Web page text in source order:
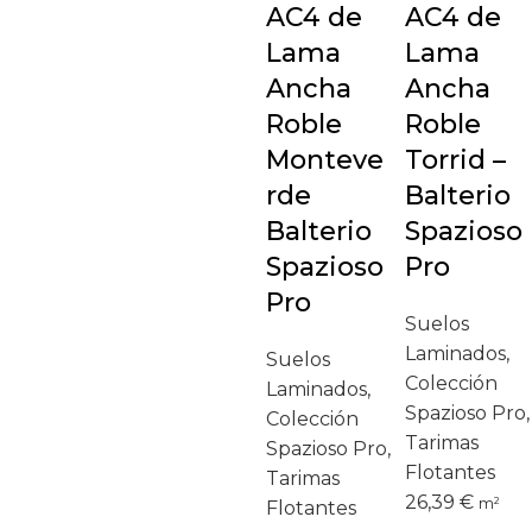
AC4 de
Lama
Ancha
Roble
Monteve
rde
Balterio
Spazioso
Pro
Suelos
Laminados,
Colección
Spazioso Pro,
Tarimas
Flotantes
AC4 de
Lama
Ancha
Roble
Torrid –
Balterio
Spazioso
Pro
Suelos
Laminados,
Colección
Spazioso Pro,
Tarimas
Flotantes
26,39 € m²